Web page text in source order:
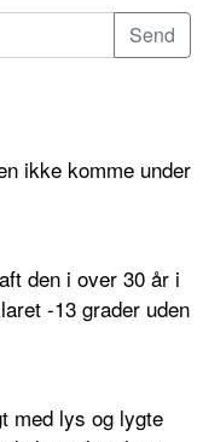
ikke komme under
den i over 30 år i
-13 grader uden
med lys og lygte